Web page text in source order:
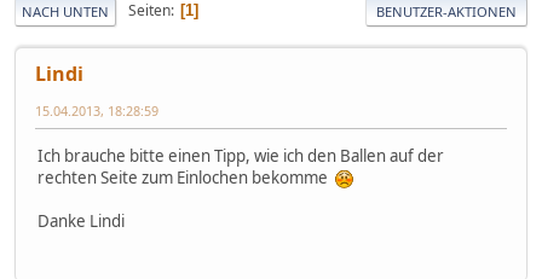
NACH UNTEN Seiten 1 BENUTZER-AKTIONEN
Lindi
15.04.2013, 18:28:59
Ich brauche bitte einen Tipp, wie ich den Ballen auf der
rechten Seite zum Einlochen bekomme
Danke Lindi